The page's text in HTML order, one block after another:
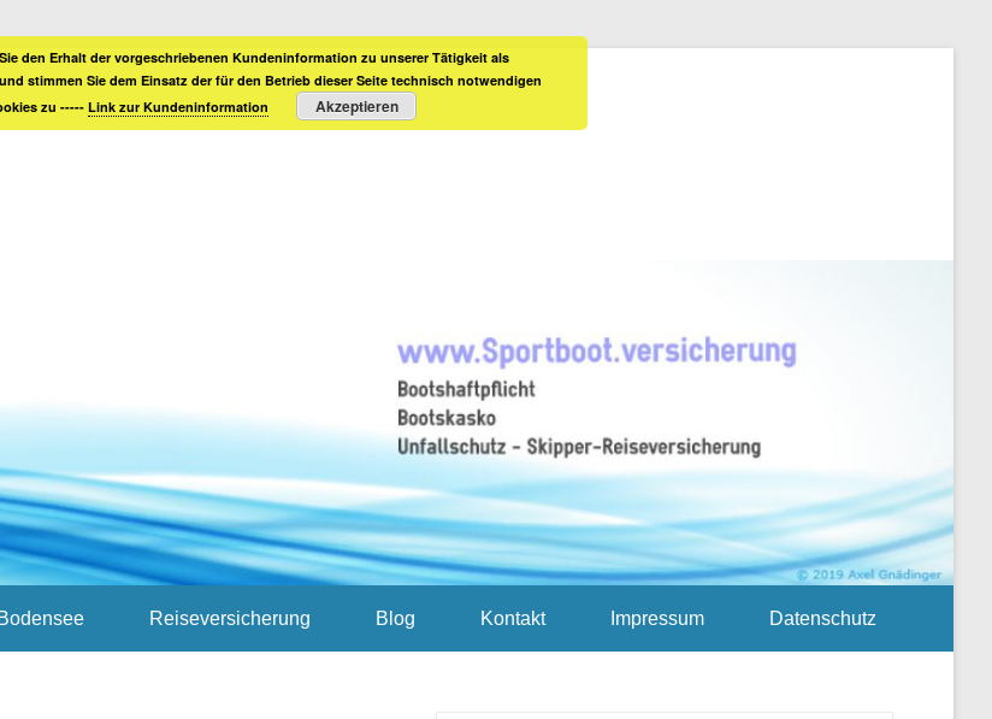
Reiseversicherung Blog Kontakt Impressum Datenschutz
den Erhalt der vorgeschriebenen Kundeninformation zu unserer Tätigkeit als
stimmen Sie dem Einsatz der für den Betrieb dieser Seite technisch notwendigen
zu ----- Link zur Kundeninformation Akzeptieren